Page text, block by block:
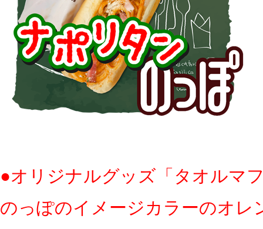
●オリジナルグッズ「タオルマ
のっぽのイメージカラーのオレ